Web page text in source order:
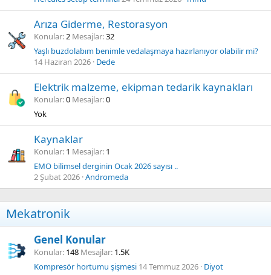
Arıza Giderme, Restorasyon
Konular 2 Mesajlar 32
Yaşlı buzdolabım benimle vedalaşmaya hazırlanıyor olabilir mi?
14 Haziran 2026 Dede
Elektrik malzeme, ekipman tedarik kaynakları
Konular 0 Mesajlar 0
Yok
Kaynaklar
Konular 1 Mesajlar 1
EMO bilimsel derginin Ocak 2026 sayısı ..
2 Şubat 2026 Andromeda
Mekatronik
Genel Konular
Konular 148 Mesajlar 1.5K
Kompresör hortumu şişmesi 14 Temmuz 2026 Diyot